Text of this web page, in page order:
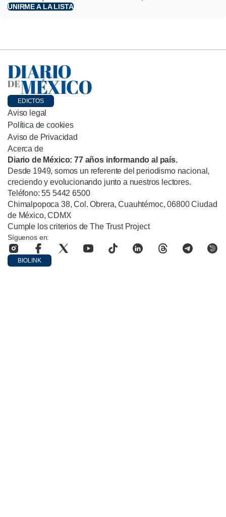
UNIRME A LA LISTA
EDICTOS
Aviso legal
Política de cookies
Aviso de Privacidad
Acerca de
Diario de México: 77 años informando al país.
Desde 1949, somos un referente del periodismo nacional,
creciendo y evolucionando junto a nuestros lectores.
Teléfono: 55 5442 6500
Chimalpopoca 38, Col. Obrera, Cuauhtémoc, 06800 Ciudad
de México, CDMX
Cumple los criterios de The Trust Project
Síguenos en:
BIOLINK